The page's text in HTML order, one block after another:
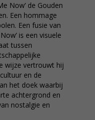
Now’ de Gouden
Een hommage
Een fusie van
is een visuele
tussen
wijze vertrouwt hij
en de
het doek waarbij
achtergrond en
nostalgie en